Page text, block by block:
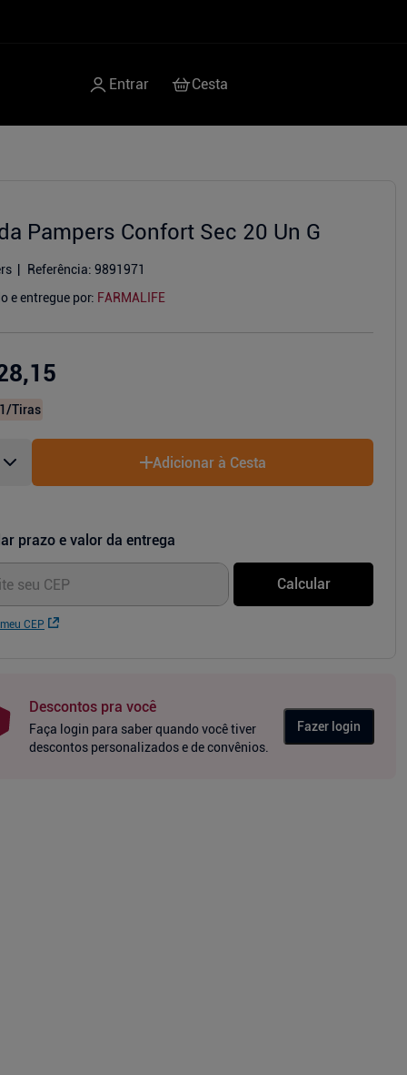
Pampers Confort Sec 20 Un G
Referência: 9891971
e entregue por: FARMALIFE
/Tiras
Adicionar à Cesta
prazo e valor da entrega
CEP
Calcular
Descontos pra você
Faça login para saber quando você tiver
descontos personalizados e de convênios.
Fazer login